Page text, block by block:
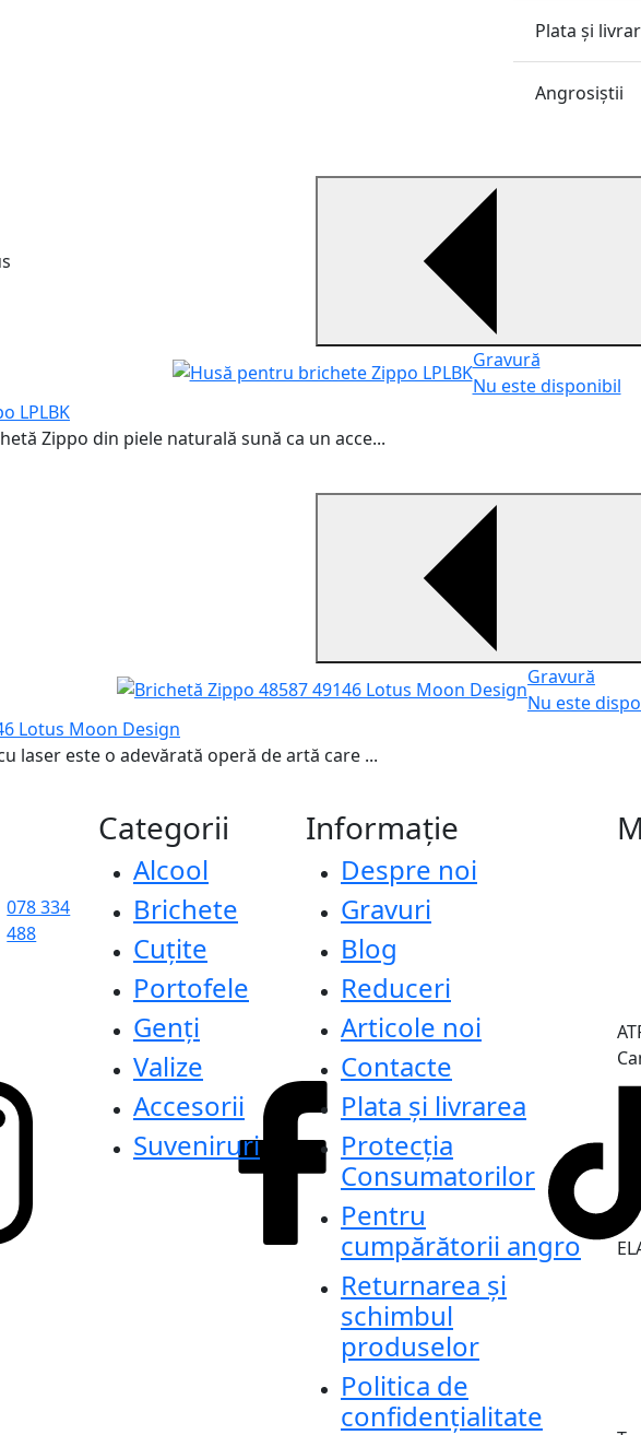
Plata și
Angrosiştii
Gravură
Nu este disponibil
LPLBK
Zippo din piele naturală sună ca un acce...
Gravură
Nu este
Lotus Moon Design
laser este o adevărată operă de artă care ...
078 334
488
Categorii
Alcool
Brichete
Cuțite
Portofele
Genți
Valize
Accesorii
Suveniruri
Informație
Despre noi
Gravuri
Blog
Reduceri
Articole noi
Contacte
Plata și livrarea
Protecţia
Consumatorilor
Pentru
cumpărătorii angro
Returnarea și
schimbul
produselor
Politica de
confidențialitate